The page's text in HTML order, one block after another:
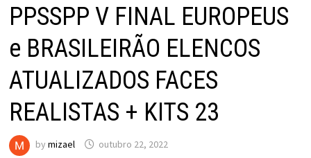
PPSSPP V FINAL EUROPEUS
e BRASILEIRÃO ELENCOS
ATUALIZADOS FACES
REALISTAS + KITS 23
by mizael outubro 22, 2022